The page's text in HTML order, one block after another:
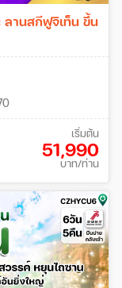
ลานสกีฟูจิเท็น ขึ้น
เริ่มต้น
51,990
บาท/ท่าน